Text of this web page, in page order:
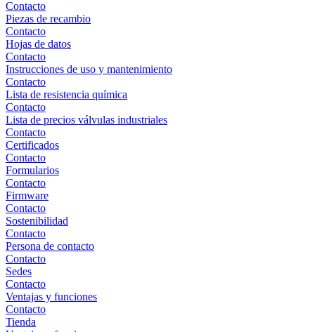
Contacto
Piezas de recambio
Contacto
Hojas de datos
Contacto
Instrucciones de uso y mantenimiento
Contacto
Lista de resistencia química
Contacto
Lista de precios válvulas industriales
Contacto
Certificados
Contacto
Formularios
Contacto
Firmware
Contacto
Sostenibilidad
Contacto
Persona de contacto
Contacto
Sedes
Contacto
Ventajas y funciones
Contacto
Tienda